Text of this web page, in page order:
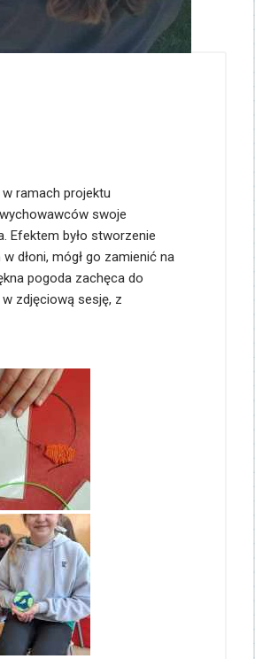
ramach projektu
swoje
Efektem było stworzenie
dłoni, mógł go zamienić na
pogoda zachęca do
zdjęciową sesję, z